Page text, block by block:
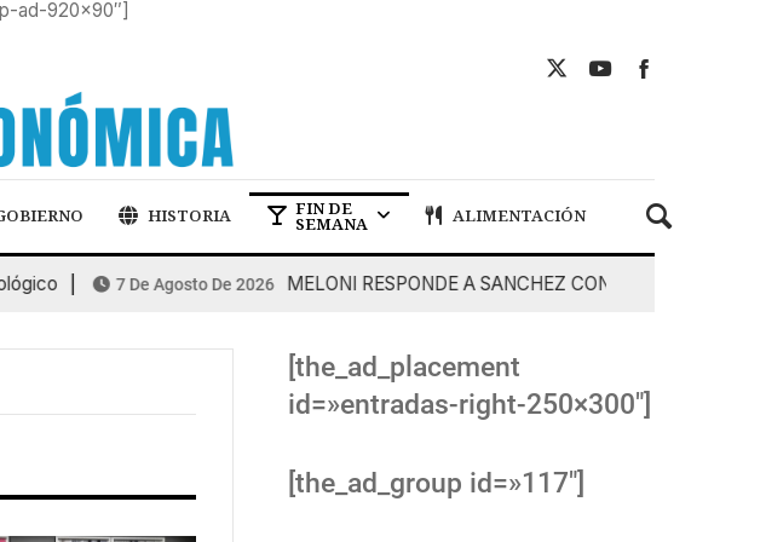
ad-920×90″]
HISTORIA FIN DE
SEMANA ALIMENTACIÓN
7 De Agosto De 2026 MELONI RESPONDE A SANCHEZ CON DUREZA
[the_ad_placement
id=»entradas-right-250×300″]
[the_ad_group id=»117″]